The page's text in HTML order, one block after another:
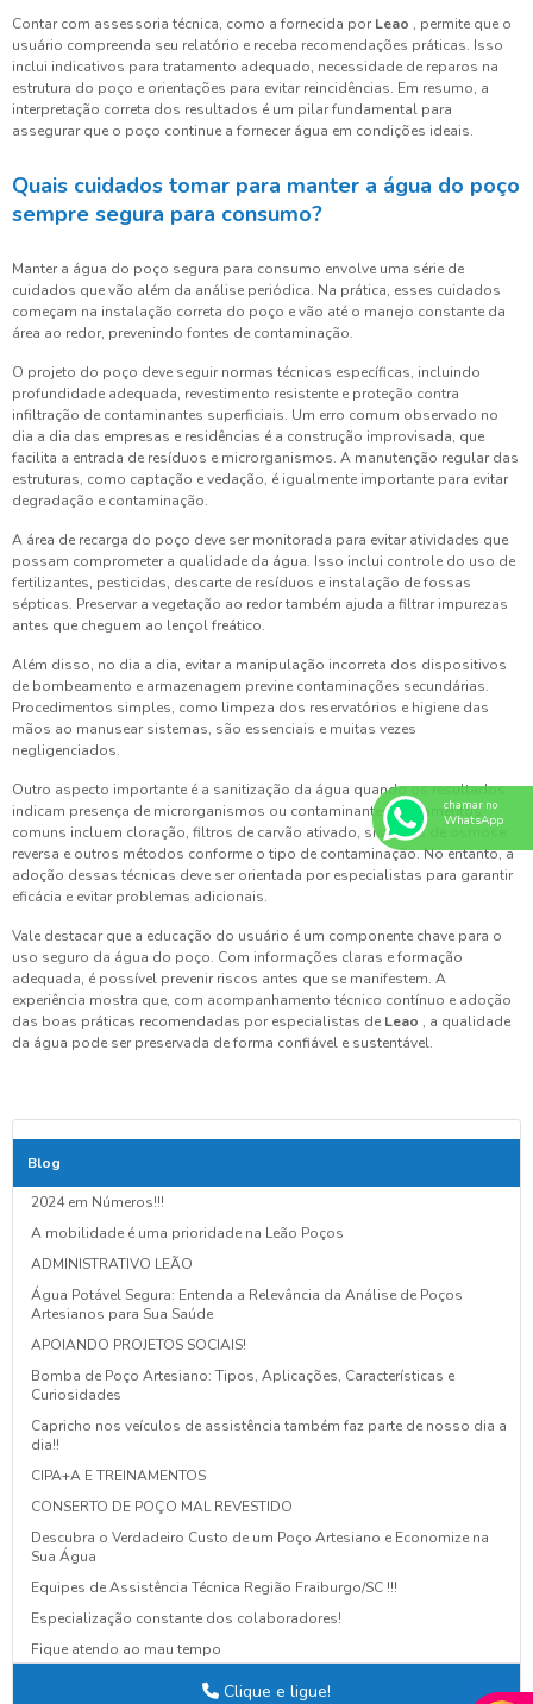
Contar com assessoria técnica, como a fornecida porLeao , permite que o
usuário compreenda seu relatório e receba recomendações práticas. Isso
inclui indicativos para tratamento adequado, necessidade de reparos na
estrutura do poço e orientações para evitar reincidências. Em resumo, a
interpretação correta dos resultados é um pilar fundamental para
assegurar que o poço continue a fornecer água em condições ideais.
Quais cuidados tomar para manter a água do poço
sempre segura para consumo?
Manter a água do poço segura para consumo envolve uma série de
cuidados que vão além da análise periódica. Na prática, esses cuidados
começam na instalação correta do poço e vão até o manejo constante da
área ao redor, prevenindo fontes de contaminação.
O projeto do poço deve seguir normas técnicas específicas, incluindo
profundidade adequada, revestimento resistente e proteção contra
infiltração de contaminantes superficiais. Um erro comum observado no
dia a dia das empresas e residências é a construção improvisada, que
facilita a entrada de resíduos e microrganismos. A manutenção regular das
estruturas, como captação e vedação, é igualmente importante para evitar
degradação e contaminação.
A área de recarga do poço deve ser monitorada para evitar atividades que
possam comprometer a qualidade da água. Isso inclui controle do uso de
fertilizantes, pesticidas, descarte de resíduos e instalação de fossas
sépticas. Preservar a vegetação ao redor também ajuda a filtrar impurezas
antes que cheguem ao lençol freático.
Além disso, no dia a dia, evitar a manipulação incorreta dos dispositivos
de bombeamento e armazenagem previne contaminações secundárias.
Procedimentos simples, como limpeza dos reservatórios e higiene das
mãos ao manusear sistemas, são essenciais e muitas vezes
negligenciados.
Outro aspecto importante é a sanitização da água quando os resultados
indicam presença de microrganismos ou contaminantes. Tratamentos
comuns incluem cloração, filtros de carvão ativado, sistemas de osmose
reversa e outros métodos conforme o tipo de contaminação. No entanto, a
adoção dessas técnicas deve ser orientada por especialistas para garantir
eficácia e evitar problemas adicionais.
Vale destacar que a educação do usuário é um componente chave para o
uso seguro da água do poço. Com informações claras e formação
adequada, é possível prevenir riscos antes que se manifestem. A
experiência mostra que, com acompanhamento técnico contínuo e adoção
das boas práticas recomendadas por especialistas de Leao , a qualidade
da água pode ser preservada de forma confiável e sustentável.
Blog
2024 em Números!!!
A mobilidade é uma prioridade na Leão Poços
ADMINISTRATIVO LEÃO
Água Potável Segura: Entenda a Relevância da Análise de Poços
Artesianos para Sua Saúde
APOIANDO PROJETOS SOCIAIS!
Bomba de Poço Artesiano: Tipos, Aplicações, Características e
Curiosidades
Capricho nos veículos de assistência também faz parte de nosso dia a
dia!!
CIPA+A E TREINAMENTOS
CONSERTO DE POÇO MAL REVESTIDO
Descubra o Verdadeiro Custo de um Poço Artesiano e Economize na
Sua Água
Equipes de Assistência Técnica Região Fraiburgo/SC !!!
Especialização constante dos colaboradores!
Fique atendo ao mau tempo
Guia Definitivo para Criar Projetos Elétricos Eficientes e Seguros
Clique e ligue!
chamar no
WhatsApp